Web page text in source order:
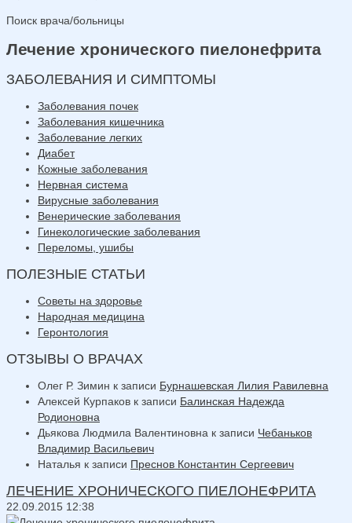
Поиск врача/больницы
Лечение хронического пиелонефрита
ЗАБОЛЕВАНИЯ И СИМПТОМЫ
Заболевания почек
Заболевания кишечника
Заболевание легких
Диабет
Кожные заболевания
Нервная система
Вирусные заболевания
Венерические заболевания
Гинекологические заболевания
Переломы, ушибы
ПОЛЕЗНЫЕ СТАТЬИ
Советы на здоровье
Народная медицина
Геронтология
ОТЗЫВЫ О ВРАЧАХ
Олег Р. Зимин к записи Бурнашевская Лилия Равилевна
Алексей Курпаков к записи Балинская Надежда
Родионовна
Дьякова Людмила Валентиновна к записи Чебаньков
Владимир Васильевич
Наталья к записи Преснов Константин Сергеевич
ЛЕЧЕНИЕ ХРОНИЧЕСКОГО ПИЕЛОНЕФРИТА
22.09.2015 12:38